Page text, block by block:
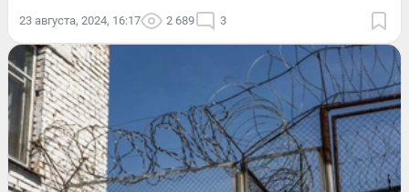
23 августа, 2024, 16:17 2 689 3